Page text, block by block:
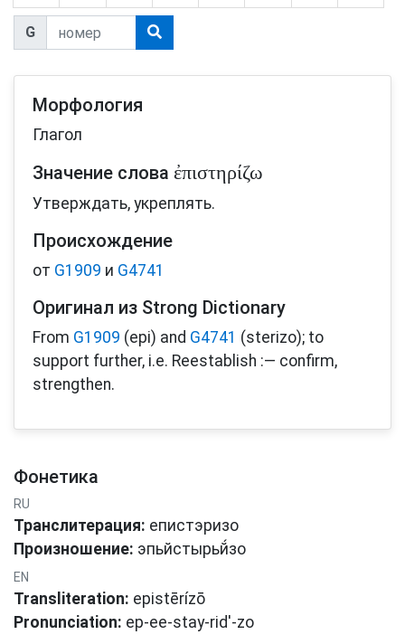
G
Морфология
Глагол
Значение слова ἐπιστηρίζω
Утверждать, укреплять.
Происхождение
от G1909 и G4741
Оригинал из Strong Dictionary
From G1909 (epi) and G4741 (sterizo); to
support further, i.e. Reestablish :— confirm,
strengthen.
Фонетика
RU
Транслитерация: епистэризо
Произношение: эпьйстырьй́зо
EN
Transliteration: epistērízō
Pronunciation: ep-ee-stay-rid'-zo